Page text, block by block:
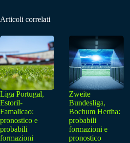
Articoli correlati
Liga Portugal,
Estoril-
Famalicao:
pronostico e
probabili
formazioni
Zweite
Bundesliga,
Bochum Hertha:
probabili
formazioni e
pronostico